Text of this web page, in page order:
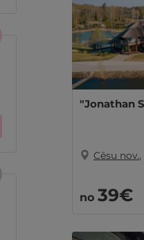
"Jonathan
Cēsu nov.,
no 39€